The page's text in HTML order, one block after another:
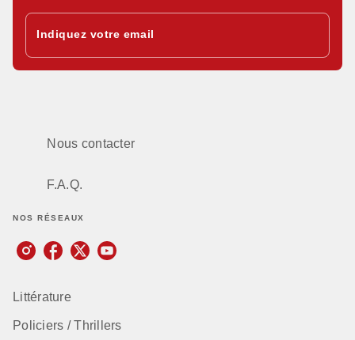
Indiquez votre email
Nous contacter
F.A.Q.
NOS RÉSEAUX
Littérature
Policiers / Thrillers